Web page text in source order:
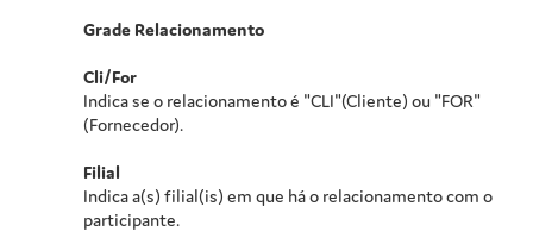
Grade Relacionamento
Cli/For
Indica se o relacionamento é "CLI"(Cliente) ou "FOR"
(Fornecedor).
Filial
Indica a(s) filial(is) em que há o relacionamento com o
participante.